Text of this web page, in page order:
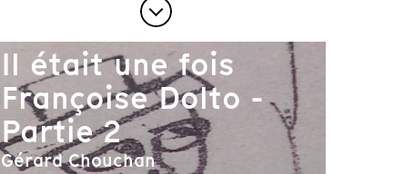
Il était une fois
Françoise Dolto -
Partie 2
Gérard Chouchan